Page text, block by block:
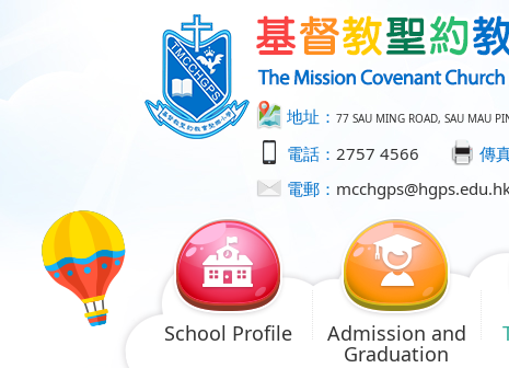
地址： 77 SAU MING ROAD, SAU MAU
電話： 2757 4566 傳
電郵：
School Profile Admission and
Graduation